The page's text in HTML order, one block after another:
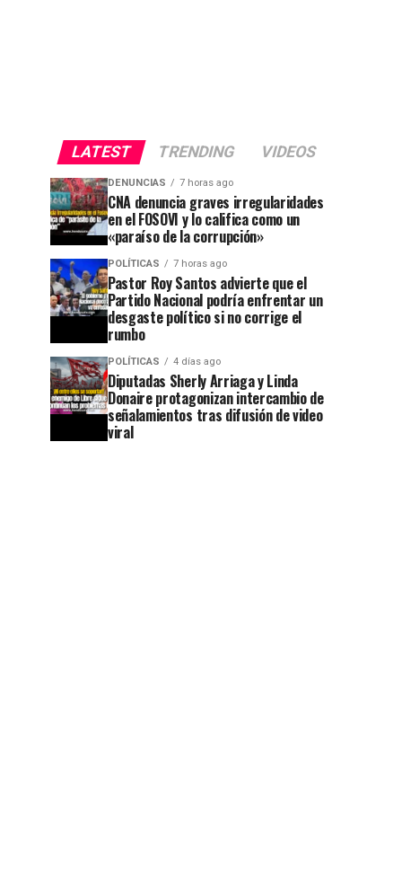
LATEST TRENDING VIDEOS
DENUNCIAS 7 horas ago
CNA denuncia graves irregularidades
en el FOSOVI y lo califica como un
«paraíso de la corrupción»
POLÍTICAS 7 horas ago
Pastor Roy Santos advierte que el
Partido Nacional podría enfrentar un
desgaste político si no corrige el
rumbo
POLÍTICAS 4 días ago
Diputadas Sherly Arriaga y Linda
Donaire protagonizan intercambio de
señalamientos tras difusión de video
viral